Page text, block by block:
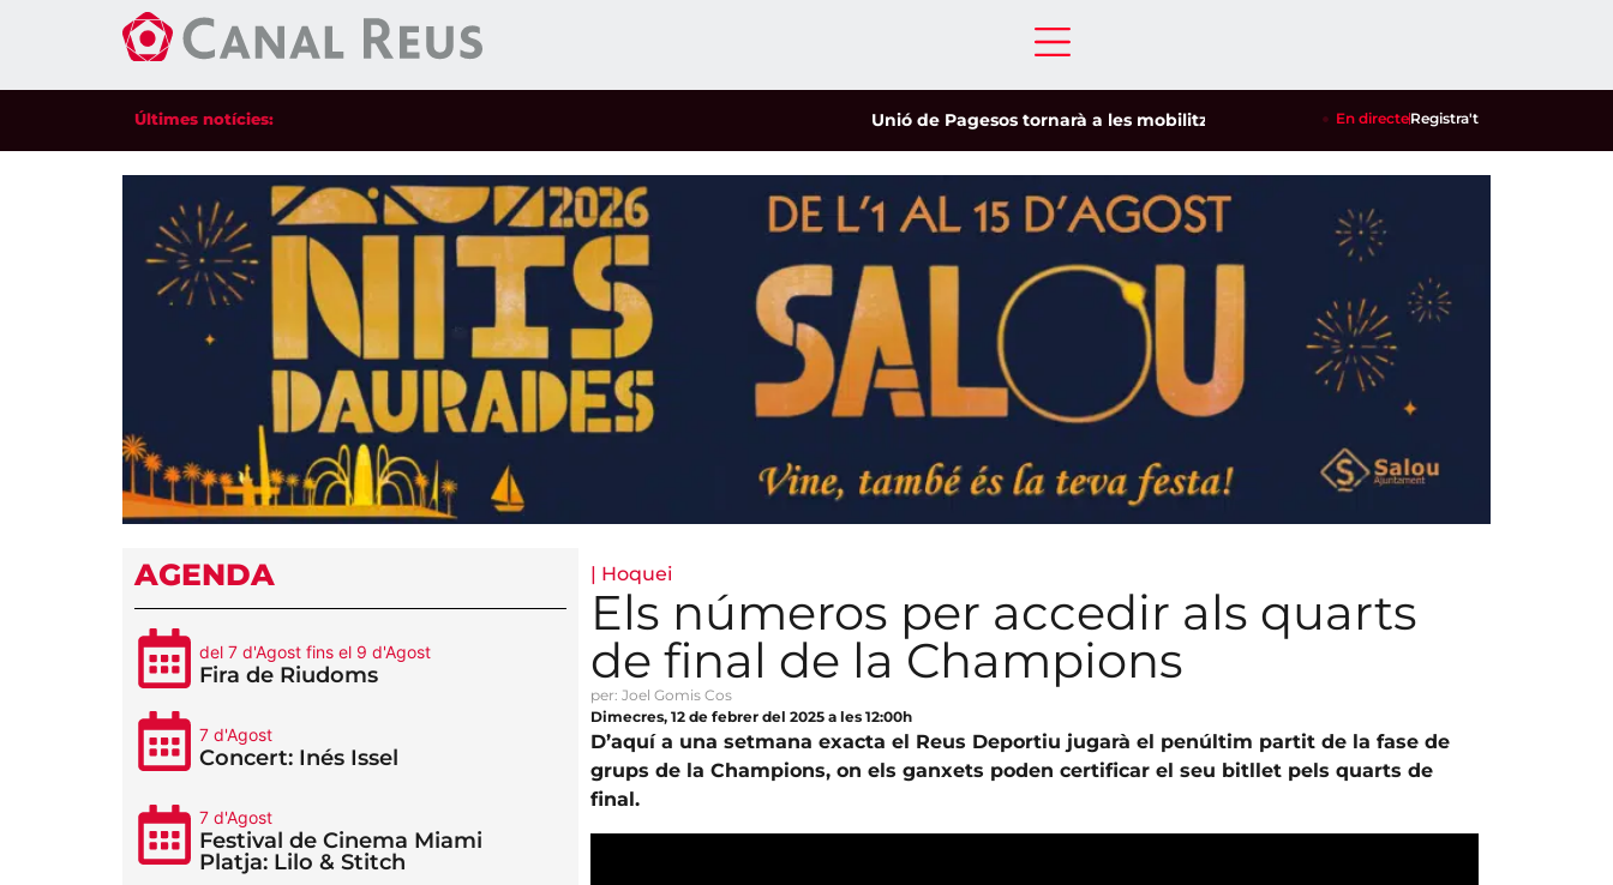
Últimes notícies: Unió de Pagesos tornarà a les mobilitzacions per defensar els cultius de la garrofa i
En directeRegistra't
AGENDA
del 7 d'Agost fins el 9 d'Agost
Fira de Riudoms
7 d'Agost
Concert: Inés Issel
7 d'Agost
Festival de Cinema Miami
Platja: Lilo & Stitch
| Hoquei
Els números per accedir als quarts
de final de la Champions
per: Joel Gomis Cos
Dimecres, 12 de febrer del 2025 a les 12:00h
D’aquí a una setmana exacta el Reus Deportiu jugarà el penúltim partit de la fase de
grups de la Champions, on els ganxets poden certificar el seu bitllet pels quarts de
final.